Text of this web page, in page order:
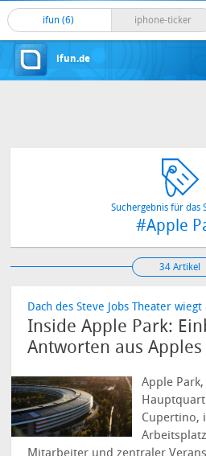
ifun (6) iphone-ticker
ifun.de
Suchergebnis für das
#Apple
34 Artikel
Dach des Steve Jobs Theater wiegt
Inside Apple Park:
Antworten aus
Apple
Cupertino,
Mitarbeiter und zentraler